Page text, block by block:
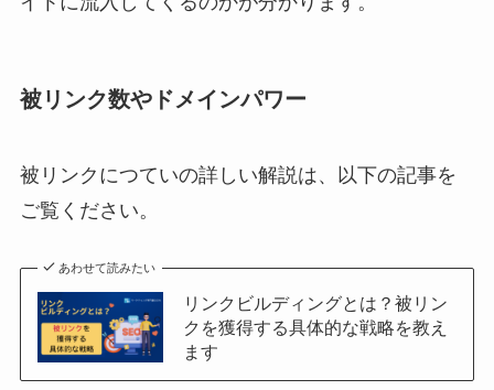
被リンク数やドメインパワー
被リンクにつていの詳しい解説は、以下の記事を
ご覧ください。
あわせて読みたい
リンクビルディングとは？被リン
クを獲得する具体的な戦略を教え
ます